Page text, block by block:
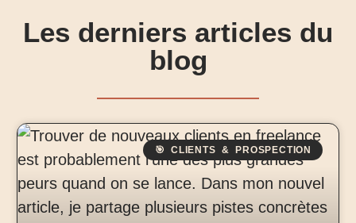
Les derniers articles du
blog
🎯 CLIENTS & PROSPECTION